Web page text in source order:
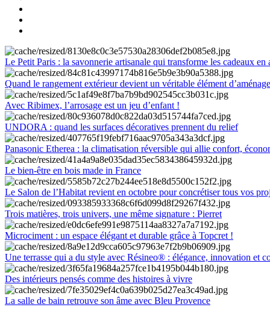
Le Petit Paris : la savonnerie artisanale qui transforme les cadeaux en
Quand le rangement extérieur devient un véritable élément
Avec Ribimex, l’arrosage est un jeu d’enfant !
UNDORA : quand les surfaces décoratives prennent du relief
Panasonic Etherea : la climatisation réversible qui allie confort,
Le bien-être en bois made in France
Le Salon de l’Habitat revient en octobre pour concrétiser tous vos
Trois matières, trois univers, une même signature : Pierret
Microciment : un espace élégant et durable grâce à Topcret !
Une terrasse qui a du style avec Résineo® : élégance, innovation et
Des intérieurs pensés comme des histoires à vivre
La salle de bain retrouve son âme avec Bleu Provence